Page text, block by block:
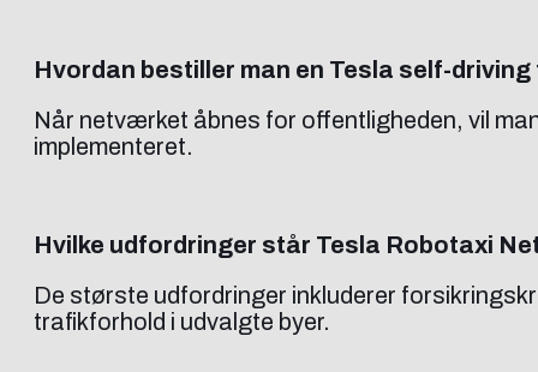
Hvordan bestiller man en Tesla self-driving
Når netværket åbnes for offentligheden, vil
implementeret.
Hvilke udfordringer står Tesla Robotaxi
De største udfordringer inkluderer
trafikforhold i udvalgte byer.